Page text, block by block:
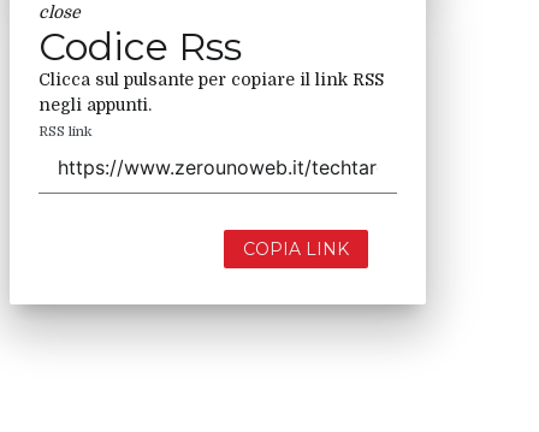
close
Codice Rss
Clicca sul pulsante per copiare il link RSS
negli appunti.
RSS link
COPIA LINK